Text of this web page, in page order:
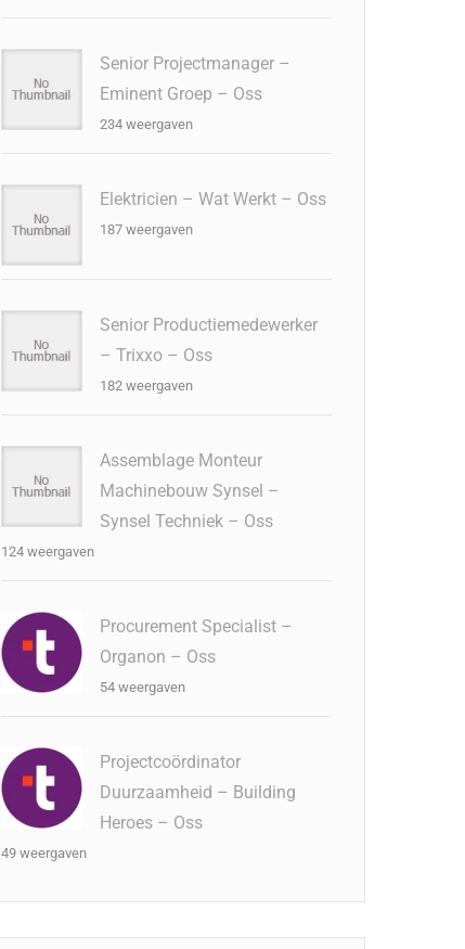
Senior Projectmanager –
Eminent Groep – Oss
234 weergaven
Elektricien – Wat Werkt – Oss
187 weergaven
Senior Productiemedewerker
– Trixxo – Oss
182 weergaven
Assemblage Monteur
Machinebouw Synsel –
Synsel Techniek – Oss
124 weergaven
Procurement Specialist –
Organon – Oss
54 weergaven
Projectcoördinator
Duurzaamheid – Building
Heroes – Oss
49 weergaven